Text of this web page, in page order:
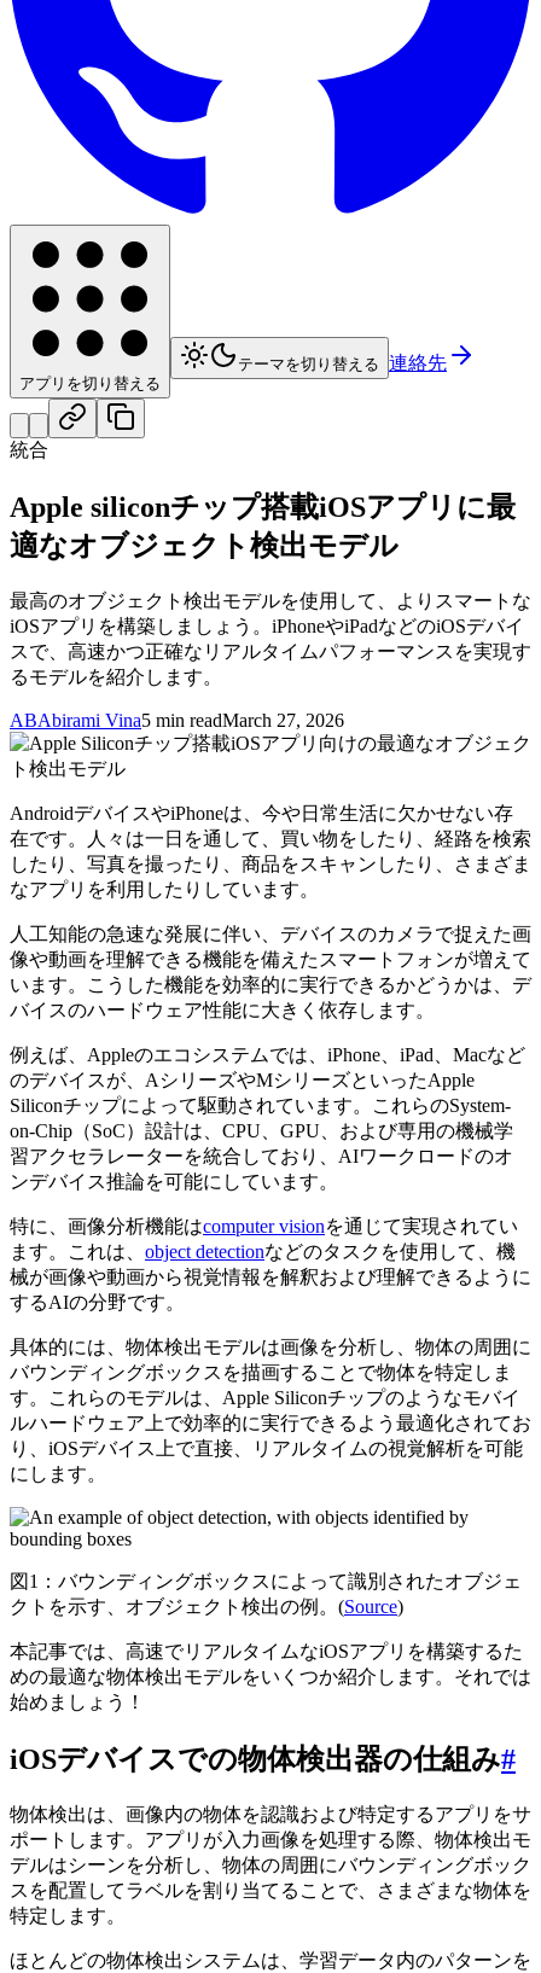
アプリを切り替える
テーマを切り替える 連絡先
統合
Apple siliconチップ搭載iOSアプリに最
適なオブジェクト検出モデル
最高のオブジェクト検出モデルを使用して、よりスマートな
iOSアプリを構築しましょう。iPhoneやiPadなどのiOSデバイ
スで、高速かつ正確なリアルタイムパフォーマンスを実現す
るモデルを紹介します。
ABAbirami Vina5 min readMarch 27, 2026
AndroidデバイスやiPhoneは、今や日常生活に欠かせない存
在です。人々は一日を通して、買い物をしたり、経路を検索
したり、写真を撮ったり、商品をスキャンしたり、さまざま
なアプリを利用したりしています。
人工知能の急速な発展に伴い、デバイスのカメラで捉えた画
像や動画を理解できる機能を備えたスマートフォンが増えて
います。こうした機能を効率的に実行できるかどうかは、デ
バイスのハードウェア性能に大きく依存します。
例えば、Appleのエコシステムでは、iPhone、iPad、Macなど
のデバイスが、AシリーズやMシリーズといったApple
Siliconチップによって駆動されています。これらのSystem-
on-Chip（SoC）設計は、CPU、GPU、および専用の機械学
習アクセラレーターを統合しており、AIワークロードのオ
ンデバイス推論を可能にしています。
特に、画像分析機能はcomputer visionを通じて実現されてい
ます。これは、 object detectionなどのタスクを使用して、機
械が画像や動画から視覚情報を解釈および理解できるように
するAIの分野です。
具体的には、物体検出モデルは画像を分析し、物体の周囲に
バウンディングボックスを描画することで物体を特定しま
す。これらのモデルは、Apple Siliconチップのようなモバイ
ルハードウェア上で効率的に実行できるよう最適化されてお
り、iOSデバイス上で直接、リアルタイムの視覚解析を可能
にします。
図1：バウンディングボックスによって識別されたオブジェ
クトを示す、オブジェクト検出の例。(Source)
本記事では、高速でリアルタイムなiOSアプリを構築するた
めの最適な物体検出モデルをいくつか紹介します。それでは
始めましょう！
iOSデバイスでの物体検出器の仕組み#
物体検出は、画像内の物体を認識および特定するアプリをサ
ポートします。アプリが入力画像を処理する際、物体検出モ
デルはシーンを分析し、物体の周囲にバウンディングボック
スを配置してラベルを割り当てることで、さまざまな物体を
特定します。
ほとんどの物体検出システムは、学習データ内のパターンを